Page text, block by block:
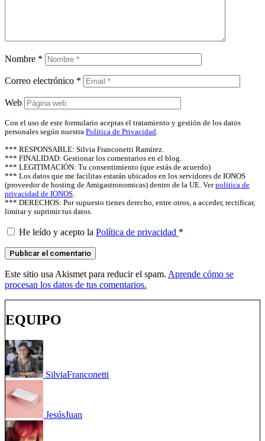
Nombre *
Correo electrónico *
Web
Con el uso de este formulario aceptas el tratamiento y gestión de los datos
personales según nuestra Política de Privacidad.
*** RESPONSABLE: Silvia Franconetti Ramírez.
*** FINALIDAD: Gestionar los comentarios en el blog.
*** LEGITIMACIÓN: Tu consentimiento (que estás de acuerdo)
*** Los datos que me facilitas estarán ubicados en los servidores de IONOS
(proveedor de hosting de Amigastronomicas) dentro de la UE. Verpolítica de
privacidad de IONOS.
*** DERECHOS: Por supuesto tienes derecho, entre otros, a acceder, rectificar,
limitar y suprimir tus datos.
He leído y acepto la Política de privacidad *
Este sitio usa Akismet para reducir el spam. Aprende cómo se
procesan los datos de tus comentarios.
EQUIPO
SilviaFranconetti
JesúsJuan